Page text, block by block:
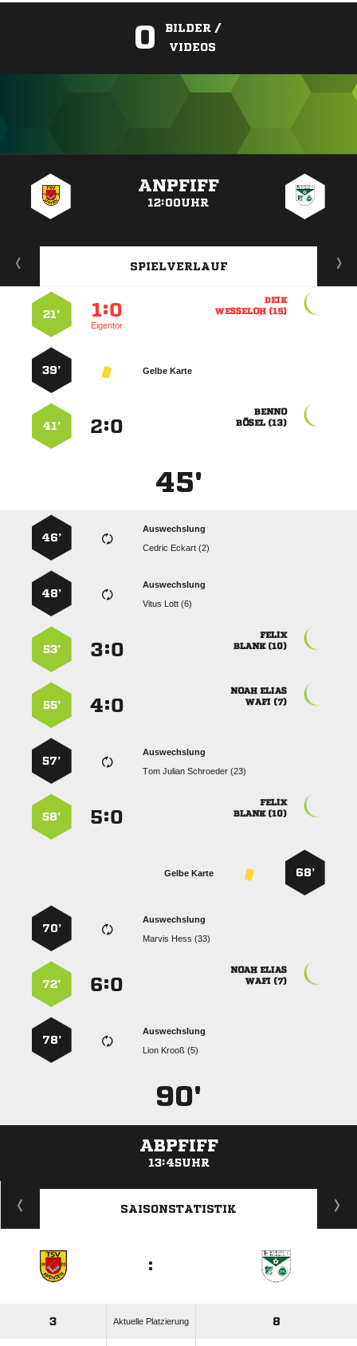
0
BILDER /
VIDEOS
ANPFIFF
12:00UHR
SPIELVERLAUF

 
:
Eigentor
21’
Gelbe Karte
39’

 
:
41’
45'
Auswechslung
  
46’
Auswechslung
  
48’

 
:
53’
 
 
:
55’
Auswechslung
   
57’

 
:
58’
68’
Gelbe Karte
Auswechslung
  
70’
 
 
:
72’
Auswechslung
  
78’
90'
ABPFIFF
13:45UHR
ANZEIGE
SAISONSTATISTIK
:
3 Aktuelle Platzierung 8